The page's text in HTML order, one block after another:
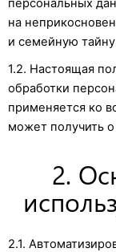
персональных
на
и семейную
1.2. Настоящая
обработки
применяется ко
может получить
2.
2.1.